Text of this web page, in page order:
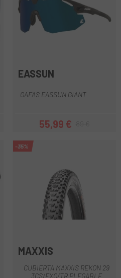
EASSUN
GAFAS EASSUN GIANT
Precio
55,99 €Precio regular
-35%
MAXXIS
CUBIERTA MAXXIS REKON 29
3CS/EXO/TR PLEGABLE